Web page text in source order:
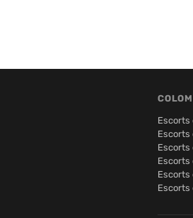
Escorts
Escorts
Escorts
Escorts
Escorts
Escorts